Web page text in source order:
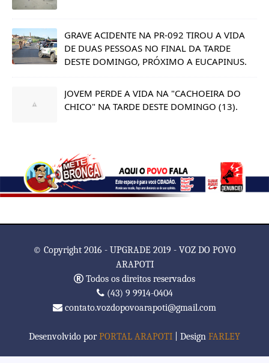
GRAVE ACIDENTE NA PR-092 TIROU A VIDA
DE DUAS PESSOAS NO FINAL DA TARDE
DESTE DOMINGO, PRÓXIMO A EUCAPINUS.
JOVEM PERDE A VIDA NA "CACHOEIRA DO
CHICO" NA TARDE DESTE DOMINGO (13).
© Copyright 2016 - UPGRADE 2019 - VOZ DO POVO
ARAPOTI
Todos os direitos reservados
(43) 9 9914-0404
contato.vozdopovoarapoti@gmail.com
Desenvolvido porPORTAL ARAPOTI | Design FARLEY
TemplatesYard